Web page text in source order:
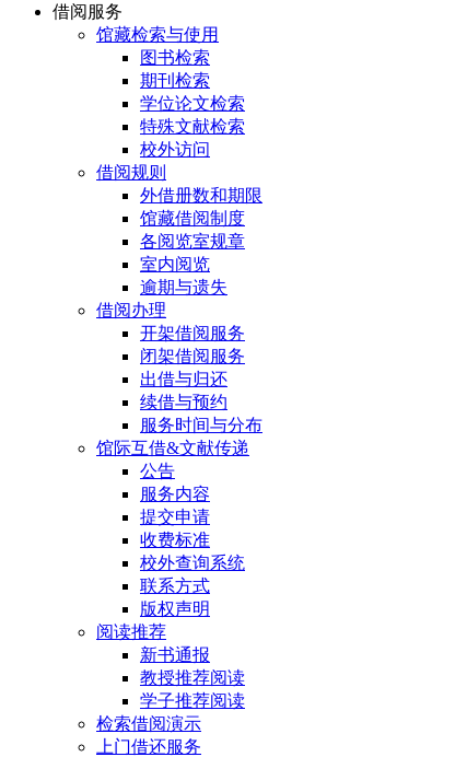
借阅服务
馆藏检索与使用
图书检索
期刊检索
学位论文检索
特殊文献检索
校外访问
借阅规则
外借册数和期限
馆藏借阅制度
各阅览室规章
室内阅览
逾期与遗失
借阅办理
开架借阅服务
闭架借阅服务
出借与归还
续借与预约
服务时间与分布
馆际互借&文献传递
公告
服务内容
提交申请
收费标准
校外查询系统
联系方式
版权声明
阅读推荐
新书通报
教授推荐阅读
学子推荐阅读
检索借阅演示
上门借还服务